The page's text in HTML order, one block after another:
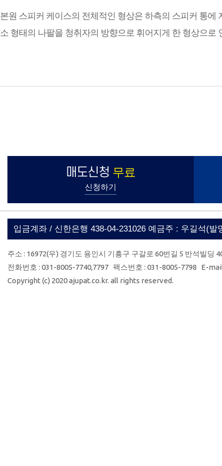
본원 스피커 케이스의 전체적인 형상은 하측의 스피커 통
소 형태의 나팔을 청취자의 방향으로 휘어지게 한 형상으
매도신청 무료
신청하기
입금계좌 / 신한은행 438-04-231026 예금주 : 우길석(발
주소 : 16972(우) 경기도 용인시 기흥구 구갈로 60번길 5 반석빌
전화번호 : 031-8005-7740,7797 팩스번호 : 031-8005-7798 E-
Copyright (c) 2020 ajupat.co.kr. all rights reserved.